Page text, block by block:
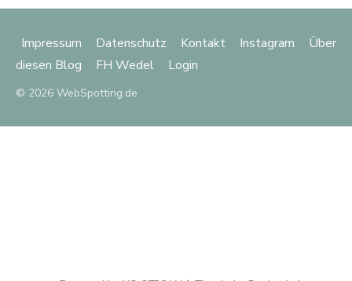
Impressum Datenschutz Kontakt Instagram
Über
diesen Blog
FH Wedel Login
© 2026 WebSpotting.de